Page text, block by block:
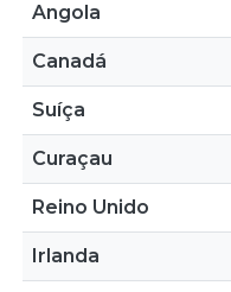
Angola
Canadá
Suíça
Curaçau
Reino Unido
Irlanda